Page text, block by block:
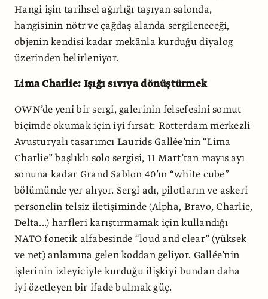
Hangi işin tarihsel ağırlığı taşıyan salonda,
hangisinin nötr ve çağ­daş alanda sergileneceği,
objenin kendisi kadar mekânla kurduğu diyalog
üzerin­den belirleniyor.
Lima Charlie: Işığı sıvıya dönüştürmek
OWN’de yeni bir sergi, galerinin felsefesini somut
biçimde okumak için iyi fırsat: Rotterdam merkezli
Avustur­yalı tasarımcı Laurids Gallée’nin “Lima
Charlie” başlıklı solo sergisi, 11 Mart’tan mayıs ayı
sonuna kadar Grand Sablon 40’ın “white cube”
bölümünde yer alıyor. Sergi adı, pilotların ve askeri
personelin telsiz iletişiminde (Alpha, Bravo, Charlie,
Delta...) harfleri karıştırmamak için kul­landığı
NATO fonetik alfabesinde “loud and clear” (yüksek
ve net) anlamına gelen koddan geliyor. Gallée’nin
işlerinin izleyiciyle kurduğu ilişkiyi bundan daha
iyi özetleyen bir ifade bulmak güç.